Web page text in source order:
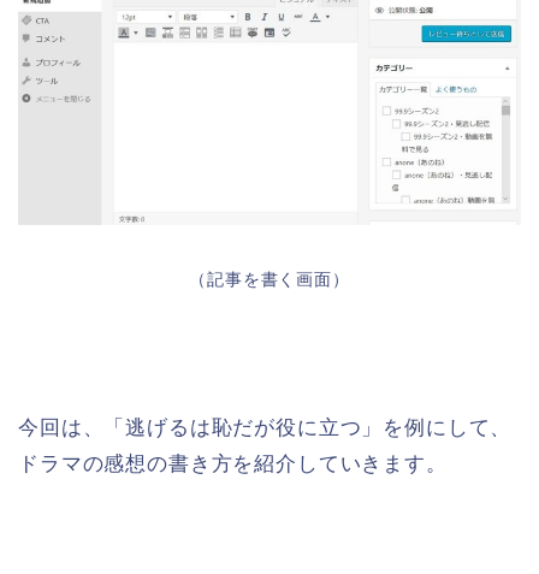
（記事を書く画面）
今回は、「逃げるは恥だが役に立つ」を例にして、
ドラマの感想の書き方を紹介していきます。